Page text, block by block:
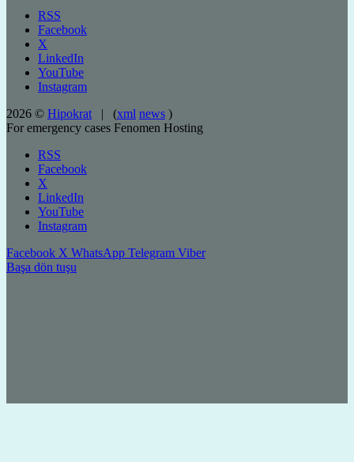
RSS
Facebook
X
LinkedIn
YouTube
Instagram
2026 © Hipokrat | (xml news )
For emergency cases Fenomen Hosting
RSS
Facebook
X
LinkedIn
YouTube
Instagram
Facebook X WhatsApp Telegram Viber
Başa dön tuşu